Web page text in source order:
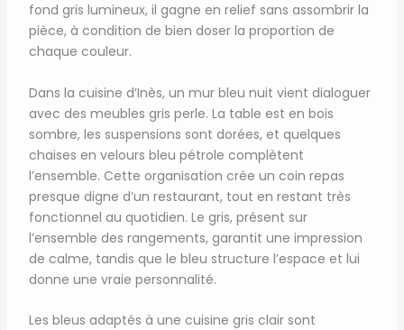
fond gris lumineux, il gagne en relief sans assombrir la
pièce, à condition de bien doser la proportion de
chaque couleur.
Dans la cuisine d’Inès, un mur bleu nuit vient dialoguer
avec des meubles gris perle. La table est en bois
sombre, les suspensions sont dorées, et quelques
chaises en velours bleu pétrole complètent
l’ensemble. Cette organisation crée un coin repas
presque digne d’un restaurant, tout en restant très
fonctionnel au quotidien. Le gris, présent sur
l’ensemble des rangements, garantit une impression
de calme, tandis que le bleu structure l’espace et lui
donne une vraie personnalité.
Les bleus adaptés à une cuisine gris clair sont